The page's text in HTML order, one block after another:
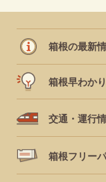
箱根の最新
箱根早わかり
交通・運行
箱根フリー